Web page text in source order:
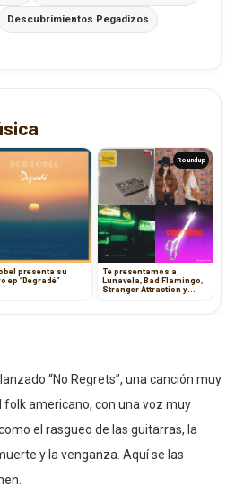
Descubrimientos Pegadizos
presenta su
ep “Degradé”
Roundup
Te presentamos a
Lunavela, Bad Flamingo,
Stranger Attraction y
“No Regrets”, una canción muy
folk americano, con una voz muy
el rasgueo de las guitarras, la
y la venganza. Aquí se las